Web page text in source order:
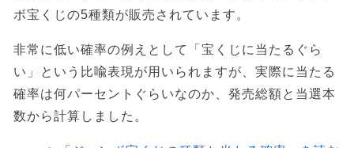
ボ宝くじの5種類が販売されています。
非常に低い確率の例えとして「宝くじに当たるぐら
い」という比喩表現が用いられますが、実際に当たる
確率は何パーセントぐらいなのか、発売総額と当選本
数から計算しました。